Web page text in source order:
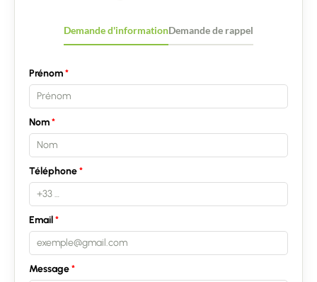
Demande d'informationDemande de rappel
Prénom
Nom
Téléphone
Email
Message